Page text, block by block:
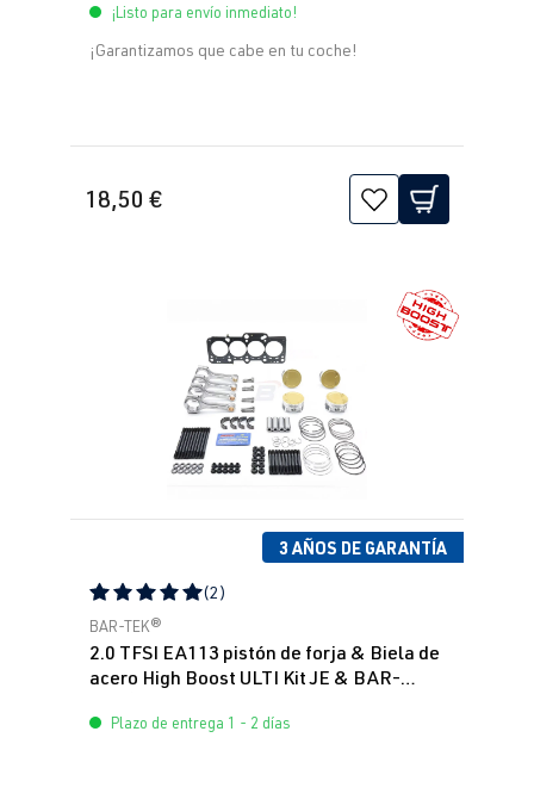
¡Listo para envío inmediato!
¡Garantizamos que cabe en tu coche!
18,50 €
3 AÑOS DE GARANTÍA
Calificación promedio de 5 de 5 estrellas
(2)
BAR-TEK®
2.0 TFSI EA113 pistón de forja & Biela de
acero High Boost ULTI Kit JE & BAR-
Plazo de entrega 1 - 2 días